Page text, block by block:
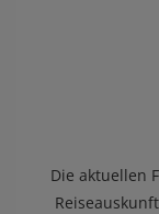
Die aktuellen